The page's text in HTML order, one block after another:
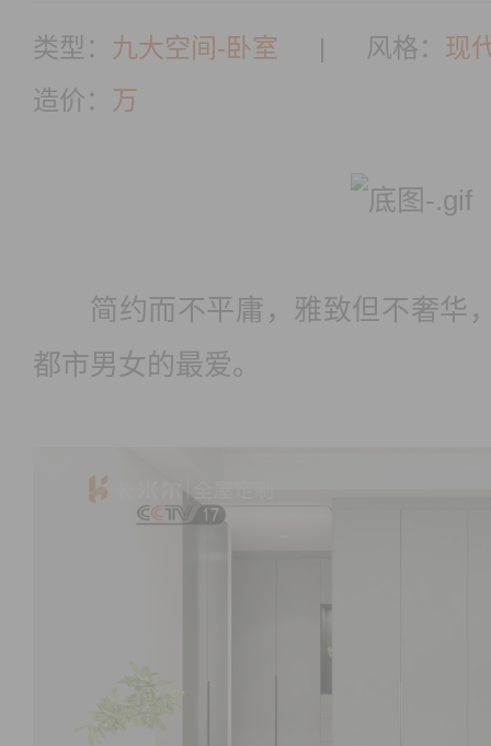
类型： 九大空间-卧室 | 风格： 现
造价： 万
简约而不平庸，雅致但不奢华
都市男女的最爱。